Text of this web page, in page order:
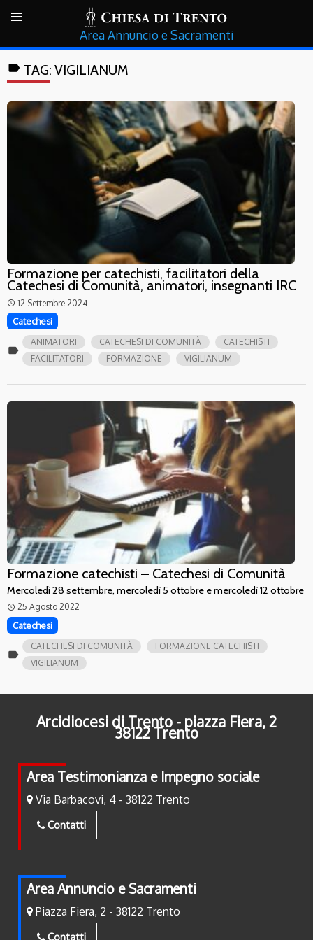
Annuncio e Sacramenti
label TAG: VIGILIANUM
Formazione per catechisti, facilitatori della
Catechesi di Comunità, animatori, insegnanti IRC
access_time 12 Settembre 2024
Catechesi
label
ANIMATORI CATECHESI DI COMUNITÀ
CATECHISTI
FACILITATORI
FORMAZIONE VIGILIANUM
Formazione catechisti – Catechesi di Comunità
Mercoledì 28 settembre, mercoledì 5 ottobre e mercoledì 12 ottobre
access_time 25 Agosto 2022
Catechesi
label
CATECHESI DI COMUNITÀ
FORMAZIONE CATECHISTI
VIGILIANUM
Arcidiocesi di Trento - piazza Fiera, 2
38122 Trento
Area Testimonianza e Impegno sociale
Via Barbacovi, 4 - 38122 Trento
Contatti
Area Annuncio e Sacramenti
Piazza Fiera, 2 - 38122 Trento
Contatti